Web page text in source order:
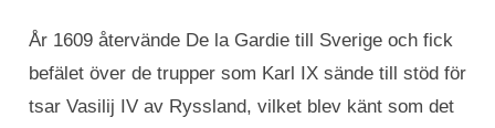
År 1609 återvände De la Gardie till Sverige och fick
befälet över de trupper som Karl IX sände till stöd för
tsar Vasilij IV av Ryssland, vilket blev känt som det